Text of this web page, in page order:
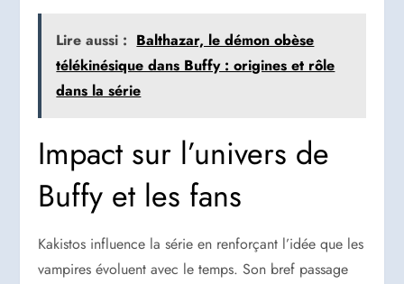
Lire aussi : Balthazar, le démon obèse
télékinésique dans Buffy : origines et rôle
dans la série
Impact sur l’univers de
Buffy et les fans
Kakistos influence la série en renforçant l’idée que les
vampires évoluent avec le temps. Son bref passage